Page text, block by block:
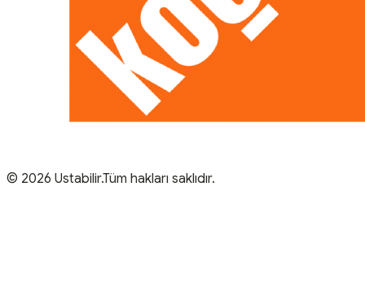
© 2026 Ustabilir.Tüm hakları saklıdır.